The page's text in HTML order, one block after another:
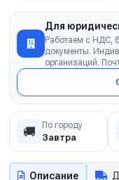
Для
Работаем с НДС,
документы.
организаций.
🚚 По городу
Завтра
Описание